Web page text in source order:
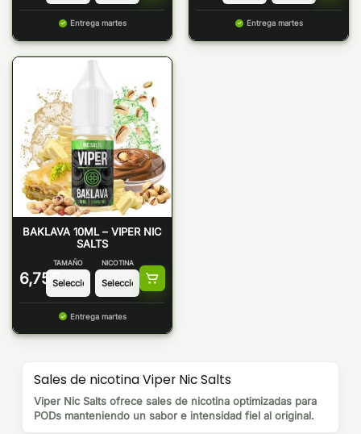
Entrega martes Entrega martes
BAKLAVA 10ML – VIPER NIC
SALTS
6,75 €
TAMAÑO NICOTINA
Entrega martes
Sales de nicotina Viper Nic Salts
Viper Nic Salts ofrece sales de nicotina optimizadas para
PODs manteniendo un sabor e intensidad fiel al original.